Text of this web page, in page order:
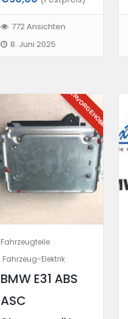
772 Ansichten
8. Juni 2025
HERVORGEHOBEN
Fahrzeugteile
Fahrzeug-Elektrik
BMW E31 ABS
ASC